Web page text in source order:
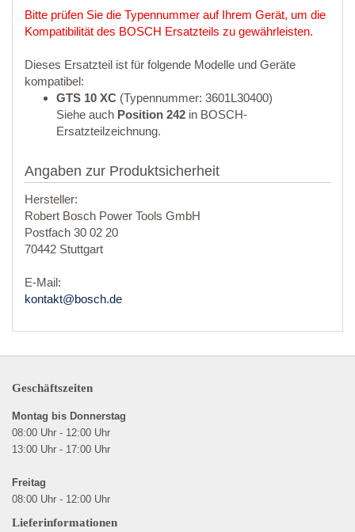
Bitte prüfen Sie die Typennummer auf Ihrem Gerät, um die
Kompatibilität des BOSCH Ersatzteils zu gewährleisten.
Dieses Ersatzteil ist für folgende Modelle und Geräte
kompatibel:
GTS 10 XC (Typennummer: 3601L30400)
Siehe auch Position 242 in BOSCH-
Ersatzteilzeichnung.
Angaben zur Produktsicherheit
Hersteller:
Robert Bosch Power Tools GmbH
Postfach 30 02 20
70442 Stuttgart
E-Mail:
kontakt@bosch.de
Geschäftszeiten
Montag bis Donnerstag
08:00 Uhr - 12:00 Uhr
13:00 Uhr - 17:00 Uhr
Freitag
08:00 Uhr - 12:00 Uhr
Lieferinformationen